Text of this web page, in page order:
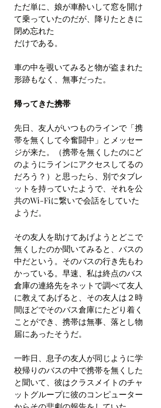
ただ単に、娘が車酔いして窓を開け
て乗っていたのだが、降りたときに
閉め忘れた
だけである。
車の中を覗いてみると物が盗まれた
形跡もなく、無事だった。
帰ってきた携帯
先日、友人がいつものラインで「携
帯を無くして今奮闘中」とメッセー
ジが来た。（携帯を無くしたのにど
のようにラインにアクセスしてるの
だろう？）と思ったら、別でタブレ
ットを持っていたようで、それを公
共のWi-Fiに繋いで会話をしていた
ようだ。
その友人を助けてあげようとどこで
無くしたのか聞いてみると、バスの
中だという。そのバスの行き先もわ
かっている。早速、私は終点のバス
倉庫の連絡先をネットで調べて友人
に教えてあげると、その友人は２時
間ほどでそのバス倉庫にたどり着く
ことができ、携帯は無事、落とし物
届にあったそうだ。
一昨日、息子の友人が同じように学
校帰りのバスの中で携帯を無くした
と聞いて、彼はクラスメイトのチャ
ットグループに彼のコンピューター